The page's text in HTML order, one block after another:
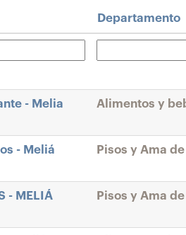
Departamento
- Melia
Alimentos y
- Meliá
Pisos y Ama
- MELIÁ
Pisos y Ama